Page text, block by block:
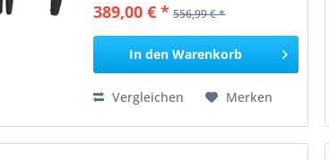
Unterzieher im großartigen,
femininen Design basiert auf...
389,00 € * 556,99 € *
In den Warenkorb
Vergleichen Merken